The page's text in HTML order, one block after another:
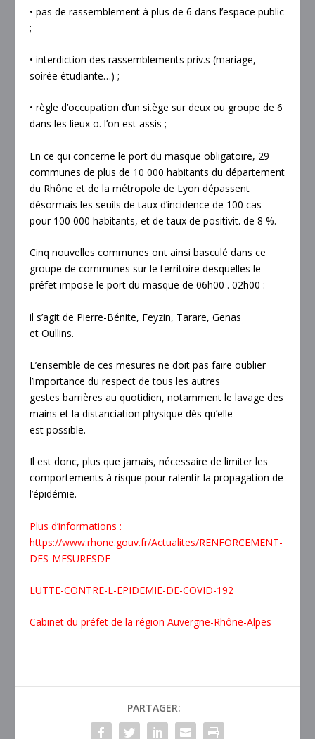
• pas de rassemblement à plus de 6 dans l’espace public
;
• interdiction des rassemblements priv.s (mariage,
soirée étudiante…) ;
• règle d’occupation d’un si.ège sur deux ou groupe de 6
dans les lieux o. l’on est assis ;
En ce qui concerne le port du masque obligatoire, 29
communes de plus de 10 000 habitants du département
du Rhône et de la métropole de Lyon dépassent
désormais les seuils de taux d’incidence de 100 cas
pour 100 000 habitants, et de taux de positivit. de 8 %.
Cinq nouvelles communes ont ainsi basculé dans ce
groupe de communes sur le territoire desquelles le
préfet impose le port du masque de 06h00 . 02h00 :
il s’agit de Pierre-Bénite, Feyzin, Tarare, Genas
et Oullins.
L’ensemble de ces mesures ne doit pas faire oublier
l’importance du respect de tous les autres
gestes barrières au quotidien, notamment le lavage des
mains et la distanciation physique dès qu’elle
est possible.
Il est donc, plus que jamais, nécessaire de limiter les
comportements à risque pour ralentir la propagation de
l’épidémie.
Plus d’informations :
https://www.rhone.gouv.fr/Actualites/RENFORCEMENT-
DES-MESURESDE-
LUTTE-CONTRE-L-EPIDEMIE-DE-COVID-192
Cabinet du préfet de la région Auvergne-Rhône-Alpes
PARTAGER: